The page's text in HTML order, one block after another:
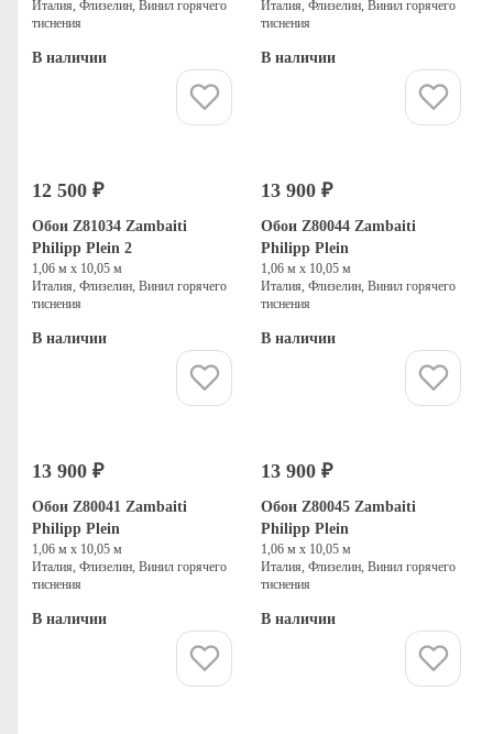
Италия, Флизелин, Винил горячего
тиснения
В наличии
Италия, Флизелин, Винил горячего
тиснения
В наличии
12 500 ₽
Обои Z81034 Zambaiti
Philipp Plein 2
1,06 м х 10,05 м
Италия, Флизелин, Винил горячего
тиснения
В наличии
13 900 ₽
Обои Z80044 Zambaiti
Philipp Plein
1,06 м х 10,05 м
Италия, Флизелин, Винил горячего
тиснения
В наличии
13 900 ₽
Обои Z80041 Zambaiti
Philipp Plein
1,06 м х 10,05 м
Италия, Флизелин, Винил горячего
тиснения
В наличии
13 900 ₽
Обои Z80045 Zambaiti
Philipp Plein
1,06 м х 10,05 м
Италия, Флизелин, Винил горячего
тиснения
В наличии